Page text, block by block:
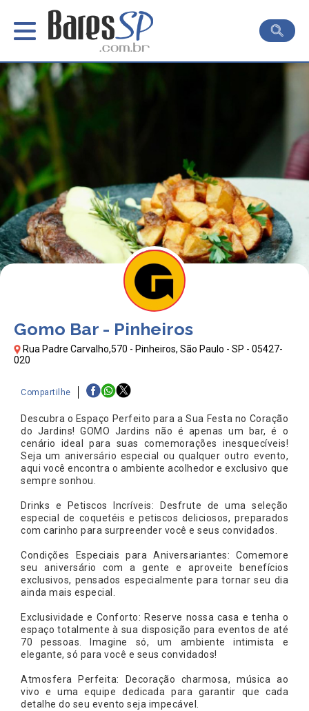
Gomo Bar - Pinheiros
Rua Padre Carvalho,570 - Pinheiros, São Paulo - SP - 05427-
020
Compartilhe
Descubra o Espaço Perfeito para a Sua Festa no Coração
do Jardins! GOMO Jardins não é apenas um bar, é o
cenário ideal para suas comemorações inesquecíveis!
Seja um aniversário especial ou qualquer outro evento,
aqui você encontra o ambiente acolhedor e exclusivo que
sempre sonhou.
Drinks e Petiscos Incríveis: Desfrute de uma seleção
especial de coquetéis e petiscos deliciosos, preparados
com carinho para surpreender você e seus convidados.
Condições Especiais para Aniversariantes: Comemore
seu aniversário com a gente e aproveite benefícios
exclusivos, pensados especialmente para tornar seu dia
ainda mais especial.
Exclusividade e Conforto: Reserve nossa casa e tenha o
espaço totalmente à sua disposição para eventos de até
70 pessoas. Imagine só, um ambiente intimista e
elegante, só para você e seus convidados!
Atmosfera Perfeita: Decoração charmosa, música ao
vivo e uma equipe dedicada para garantir que cada
detalhe do seu evento seja impecável.